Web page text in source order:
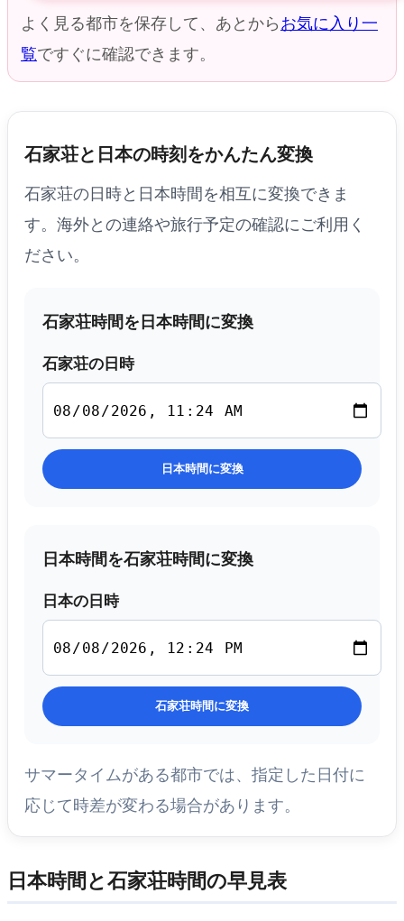
よく見る都市を保存して、あとからお気に入り一
覧ですぐに確認できます。
石家荘と日本の時刻をかんたん変換
石家荘の日時と日本時間を相互に変換できま
す。海外との連絡や旅行予定の確認にご利用く
ださい。
石家荘時間を日本時間に変換
石家荘の日時
日本時間に変換
日本時間を石家荘時間に変換
日本の日時
石家荘時間に変換
サマータイムがある都市では、指定した日付に
応じて時差が変わる場合があります。
日本時間と石家荘時間の早見表